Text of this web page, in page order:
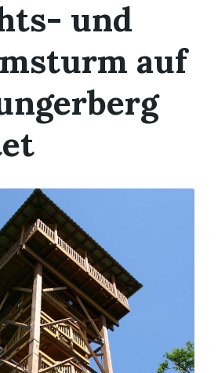
und
auf